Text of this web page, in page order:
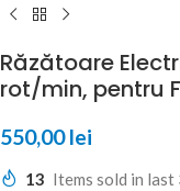
Răzătoare
rot/min, pentru
550,00lei
13 Items sold in last